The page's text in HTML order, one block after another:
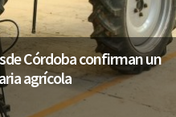
Córdoba confirman un
agrícola